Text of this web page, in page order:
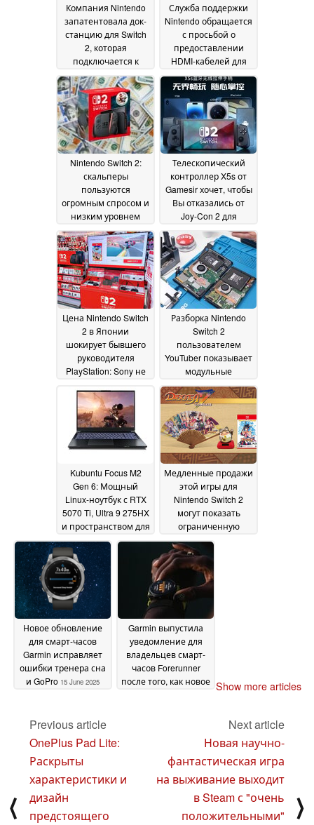
Компания Nintendo
запатентовала док-
станцию для Switch
2, которая
подключается к
первой модели
Switch для зарядки и
просмотра видео17
July 2026
Служба поддержки
Nintendo обращается
с просьбой о
предоставлении
HDMI-кабелей для
Switch 2,
отсутствующих в
коробке с консолью
30 May 2026
Nintendo Switch 2:
скальперы
пользуются
огромным спросом и
низким уровнем
запасов17 June 2025
Телескопический
контроллер X5s от
Gamesir хочет, чтобы
Вы отказались от
Joy-Con 2 для
Nintendo Switch 2,
склонного к дрейфу
17 June 2025
Цена Nintendo Switch
2 в Японии
шокирует бывшего
руководителя
PlayStation: Sony не
17 June 2025
Разборка Nintendo
Switch 2
пользователем
YouTuber показывает
модульные
джойстики,
усиленные порты
USB-C, приклеенный
аккумулятор и
брызги жидкого
металла17 June 2025
Kubuntu Focus M2
Gen 6: Мощный
Linux-ноутбук с RTX
5070 Ti, Ultra 9 275HX
и пространством для
96 ГБ ОЗУ16 June 2025
Медленные продажи
этой игры для
Nintendo Switch 2
могут показать
ограниченную
привлекательность
формата карт Game-
Key Card16 June 2025
Новое обновление
для смарт-часов
Garmin исправляет
ошибки тренера сна
и GoPro 15 June 2025
Garmin выпустила
уведомление для
владельцев смарт-
часов Forerunner
после того, как новое Show more articles
⟨
Previous article
OnePlus Pad Lite:
Раскрыты
характеристики и
дизайн
предстоящего
Next article
Новая научно-
фантастическая игра
на выживание выходит
в Steam с "очень
положительными"
⟩